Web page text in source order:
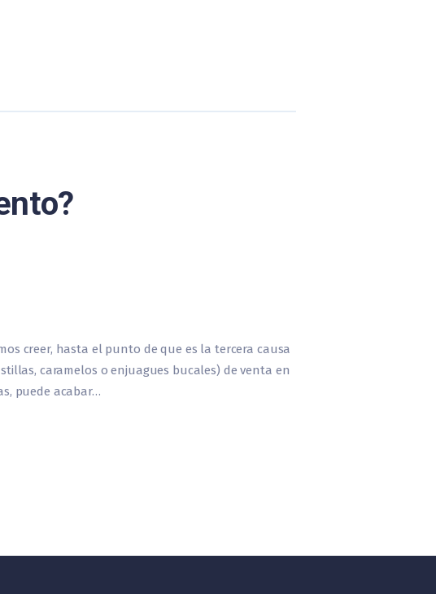
creer, hasta el punto de que es la tercera causa
caramelos o enjuagues bucales) de venta en
puede acabar…